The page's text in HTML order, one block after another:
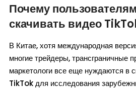
Почему
скачивать видео
В Китае, хотя международная
многие трейдеры, трансграничные
маркетологи все еще нуждаются в
TikTok для исследования